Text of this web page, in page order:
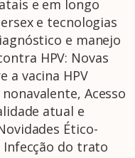
e em longo
e tecnologias
e manejo
HPV: Novas
a vacina HPV
Acesso
atual e
Ético-
Infecção do trato